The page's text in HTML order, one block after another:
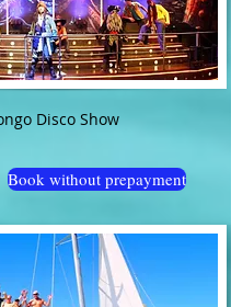
Disco Show
Book without prepayment